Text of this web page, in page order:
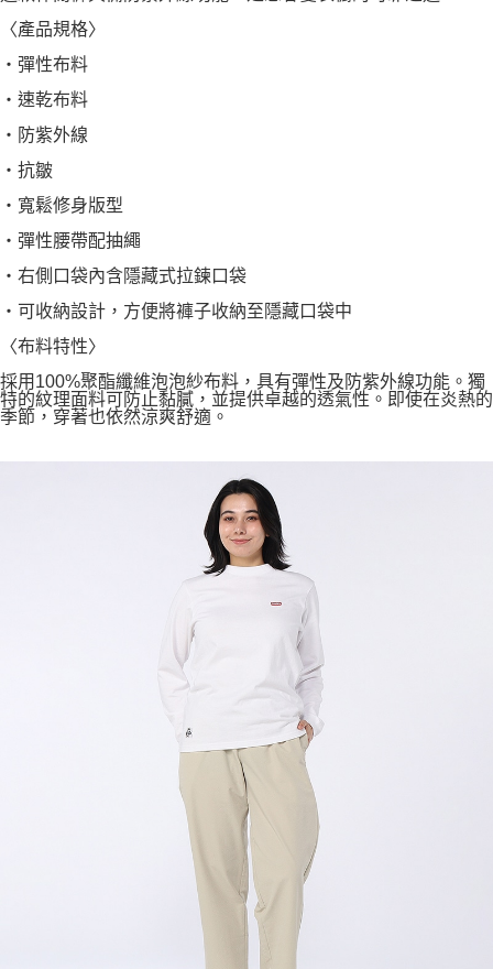
〈產品規格〉
・彈性布料
・速乾布料
・防紫外線
・抗皺
・寬鬆修身版型
・彈性腰帶配抽繩
・右側口袋內含隱藏式拉鍊口袋
・可收納設計，方便將褲子收納至隱藏口袋中
〈布料特性〉
採用100%聚酯纖維泡泡紗布料，具有彈性及防紫外線功能。獨
特的紋理面料可防止黏膩，並提供卓越的透氣性。即使在炎熱的
季節，穿著也依然涼爽舒適。